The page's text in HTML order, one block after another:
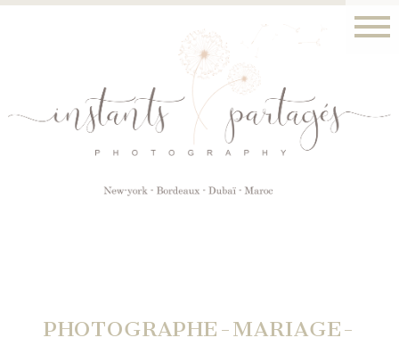
PHOTOGRAPHE-MARIAGE-